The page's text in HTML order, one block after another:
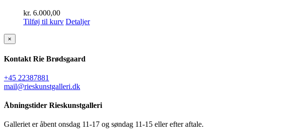
kr. 6.000,00
Tilføj til kurv Detaljer
Close
product
view
×
Kontakt Rie Brødsgaard
+45 22387881
mail@rieskunstgalleri.dk
Åbningstider Rieskunstgalleri
Galleriet er åbent onsdag 11-17 og søndag 11-15 eller efter aftale.